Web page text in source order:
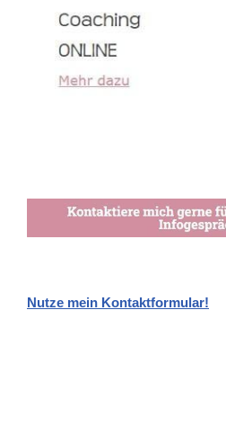
Nutze mein Kontaktformular!